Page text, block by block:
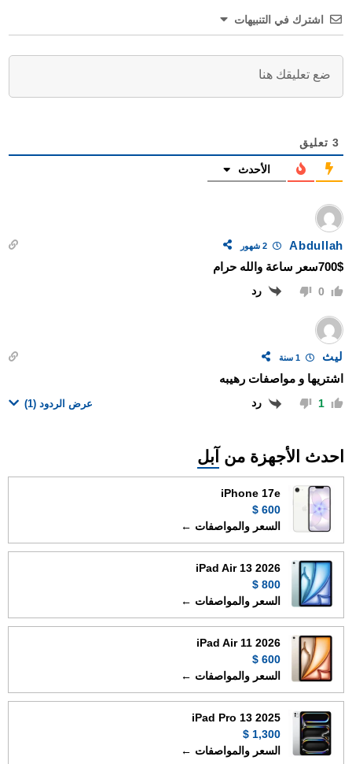
اشترك في التنبيهات
3 تعليق
الأحدث
Abdullah
700$سعر ساعة والله حرام
0 رد
ليث 1 سنة
اشتريها و مواصفات رهيبه
1 رد عرض الردود (1)
احدث الأجهزة من آبل
iPhone 17e
600 $
السعر والمواصفات ←
iPad Air 13 2026
800 $
السعر والمواصفات ←
iPad Air 11 2026
600 $
السعر والمواصفات ←
iPad Pro 13 2025
1,300 $
السعر والمواصفات ←